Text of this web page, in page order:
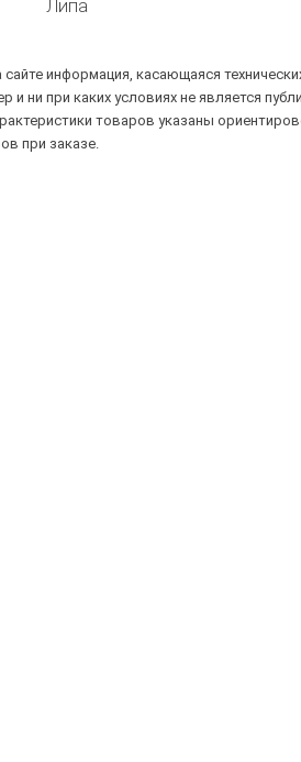
Липа
информация, касающаяся
и ни при каких условиях не является
товаров указаны
при заказе.